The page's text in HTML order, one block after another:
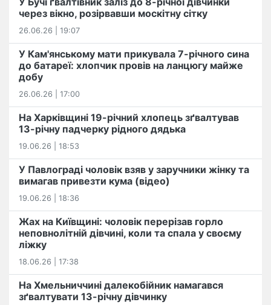
через вікно, розірвавши москітну сітку
26.06.26 | 19:07
У Кам'янському мати прикувала 7-річного сина
до батареї: хлопчик провів на ланцюгу майже
добу
26.06.26 | 17:00
На Харківщині 19-річний хлопець​ ️зґвалтував
13-річну падчерку рідного дядька
19.06.26 | 18:53
У Павлограді чоловік взяв у заручники жінку та
вимагав привезти кума (відео)
19.06.26 | 18:36
Жах на Київщині: чоловік перерізав горло
неповнолітній дівчині, коли та спала у своєму
ліжку
18.06.26 | 17:38
На Хмельниччині далекобійник намагався
зґвалтувати 13-річну дівчинку